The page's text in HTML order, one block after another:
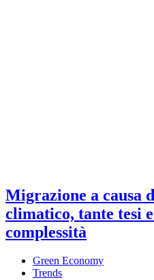
Migrazione a causa
climatico, tante tesi
complessità
Green Economy
Trends